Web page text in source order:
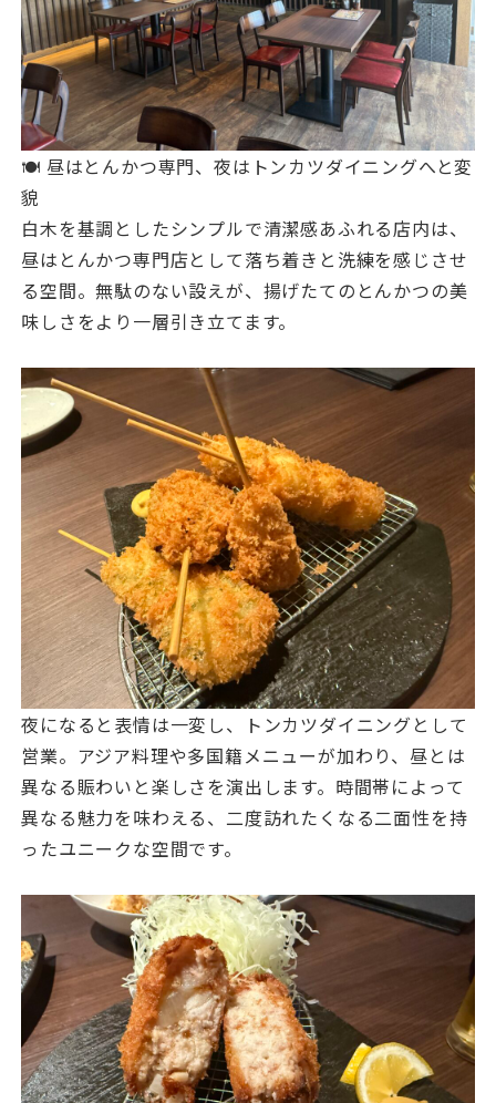
🍽️ 昼はとんかつ専門、夜はトンカツダイニングへと変
貌
白木を基調としたシンプルで清潔感あふれる店内は、
昼はとんかつ専門店として落ち着きと洗練を感じさせ
る空間。無駄のない設えが、揚げたてのとんかつの美
味しさをより一層引き立てます。
夜になると表情は一変し、トンカツダイニングとして
営業。アジア料理や多国籍メニューが加わり、昼とは
異なる賑わいと楽しさを演出します。時間帯によって
異なる魅力を味わえる、二度訪れたくなる二面性を持
ったユニークな空間です。